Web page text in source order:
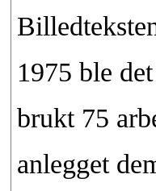
1975 ble
brukt 75
anlegget